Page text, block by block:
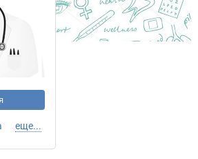
еще...